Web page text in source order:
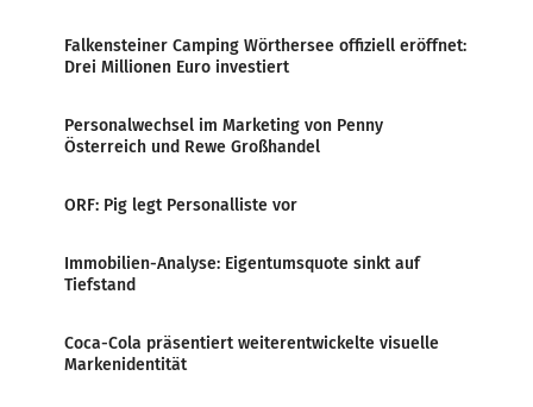
Falkensteiner Camping Wörthersee offiziell eröffnet:
Drei Millionen Euro investiert
Personalwechsel im Marketing von Penny
Österreich und Rewe Großhandel
ORF: Pig legt Personalliste vor
Immobilien-Analyse: Eigentumsquote sinkt auf
Tiefstand
Coca-Cola präsentiert weiterentwickelte visuelle
Markenidentität